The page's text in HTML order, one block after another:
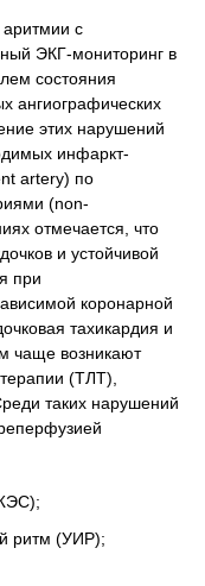
аритмии с
ЭКГ-мониторинг в
состояния
ангиографических
этих нарушений
инфаркт-
artery) по
(non-
отмечается, что
и устойчивой
при
коронарной
тахикардия и
чаще возникают
(ТЛТ),
таких нарушений
ритм (УИР);